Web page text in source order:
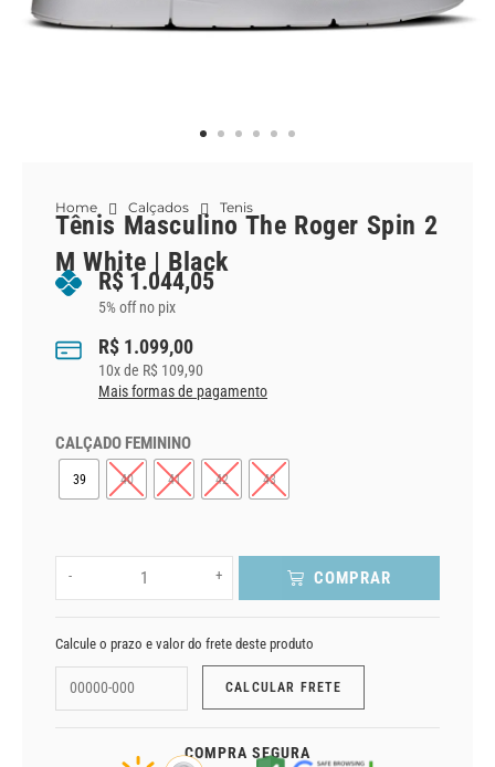
Home Calçados Tenis
Tênis Masculino The Roger Spin 2
M White | Black
R$ 1.044,05
5% off no pix
R$ 1.099,00
10x de R$ 109,90
Mais formas de pagamento
CALÇADO FEMININO
39 40 41 42 43
- + COMPRAR
Calcule o prazo e valor do frete deste produto
COMPRA SEGURA